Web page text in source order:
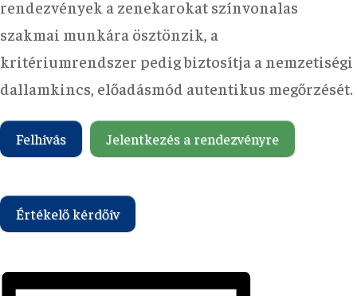
rendezvények a zenekarokat színvonalas
szakmai munkára ösztönzik, a
kritériumrendszer pedig biztosítja a nemzetiségi
dallamkincs, előadásmód autentikus megőrzését.
Felhívás Jelentkezés a rendezvényre
Értékelő kérdőív